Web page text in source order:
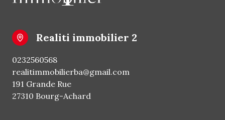
realiti immobilier 2
0232560568
realitimmobilierba@gmail.com
191 Grande Rue
27310 Bourg-Achard